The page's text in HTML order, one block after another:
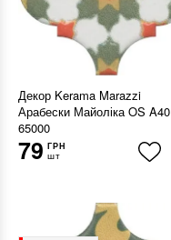
Декор Kerama Marazzi
Арабески Майоліка OS A40
65000
79 ГРН
шт